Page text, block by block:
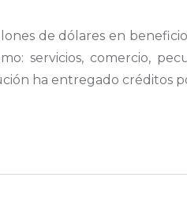
de dólares en
servicios, comercio,
ha entregado créditos